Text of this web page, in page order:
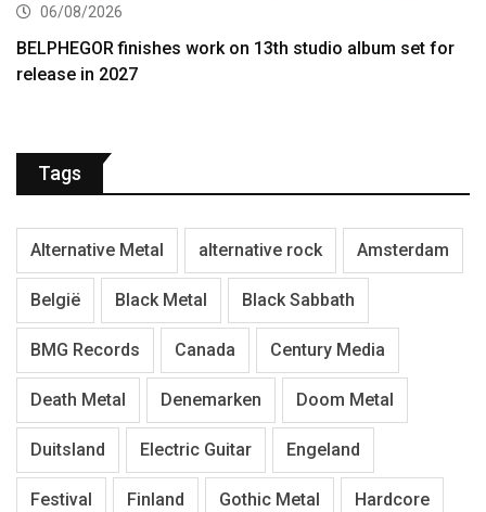
06/08/2026
BELPHEGOR finishes work on 13th studio album set for
release in 2027
Tags
Alternative Metal alternative rock Amsterdam
België Black Metal Black Sabbath
BMG Records Canada Century Media
Death Metal Denemarken Doom Metal
Duitsland Electric Guitar Engeland
Festival Finland Gothic Metal Hardcore